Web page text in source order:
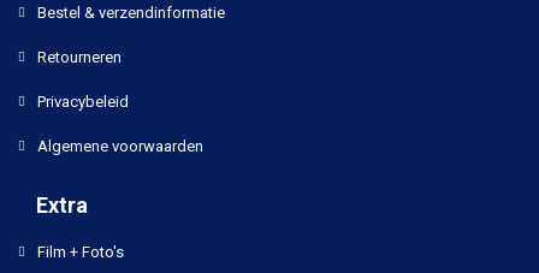
Bestel & verzendinformatie
Retourneren
Privacybeleid
Algemene voorwaarden
Extra
Film + Foto's